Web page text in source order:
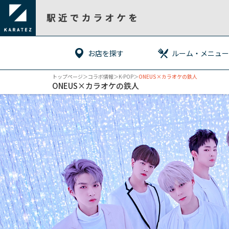
お店を探す ルーム・メニュー
トップページ＞コラボ情報＞K-POP＞ONEUS×カラオケの鉄人
ONEUS×カラオケの鉄人